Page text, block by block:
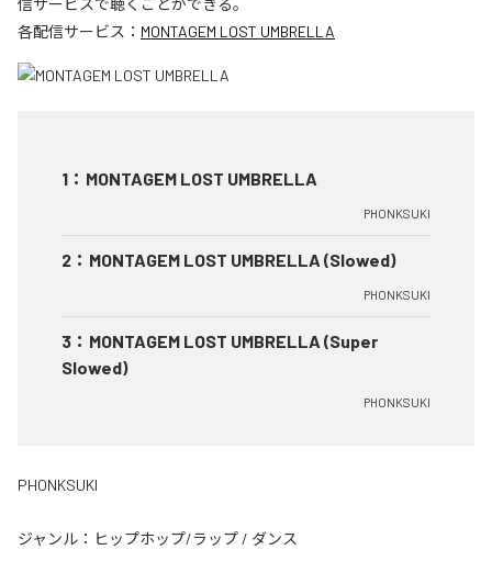
各配信サービス： MONTAGEM LOST UMBRELLA
1 ： MONTAGEM LOST UMBRELLA
PHONKSUKI
2 ： MONTAGEM LOST UMBRELLA (Slowed)
PHONKSUKI
3 ： MONTAGEM LOST UMBRELLA (Super
Slowed)
PHONKSUKI
PHONKSUKI
ジャンル： ヒップホップ/ラップ / ダンス